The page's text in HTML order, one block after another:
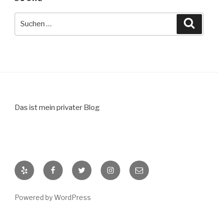
Das ist mein privater Blog
Yelp FacebookTwitter Instagram
E-
Mail
Powered by WordPress